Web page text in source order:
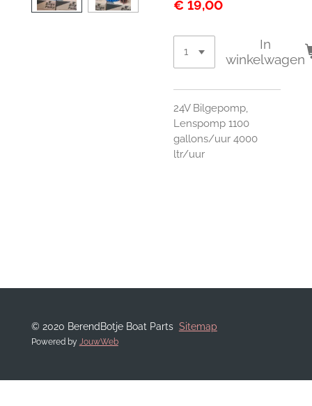
€ 19,00
In
winkelwagen
24V Bilgepomp,
Lenspomp 1100
gallons/uur 4000
ltr/uur
© 2020 BerendBotje Boat Parts Sitemap
Powered by JouwWeb